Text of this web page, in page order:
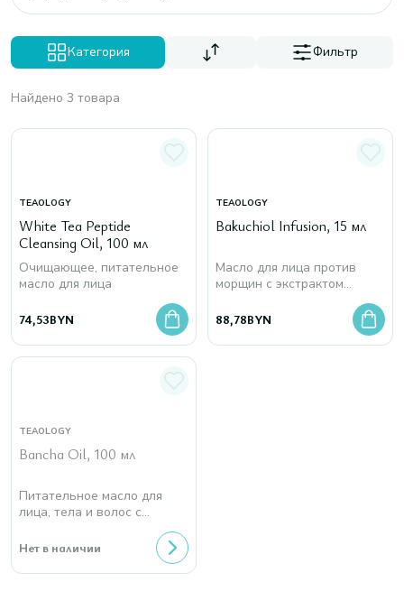
Категория Фильтр
Найдено 3 товара
TEAOLOGY
White Tea Peptide
Cleansing Oil, 100 мл
Очищающее, питательное
масло для лица
74,53BYN
TEAOLOGY
Bakuchiol Infusion, 15 мл
Масло для лица против
морщин с экстрактом
белого чая и бакучиолом
88,78BYN
TEAOLOGY
Bancha Oil, 100 мл
Питательное масло для
лица, тела и волос с
зеленым чаем, марулой и
жасмином
Нет в наличии